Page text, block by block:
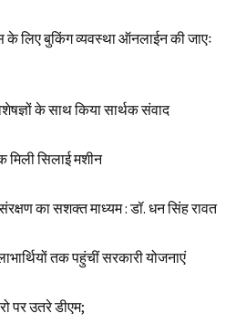
लिए बुकिंग व्यवस्था ऑनलाईन की जाएः
के साथ किया सार्थक संवाद
मिली सिलाई मशीन
का सशक्त माध्यम : डॉ. धन सिंह रावत
तक पहुंचीं सरकारी योजनाएं
पर उतरे डीएम;